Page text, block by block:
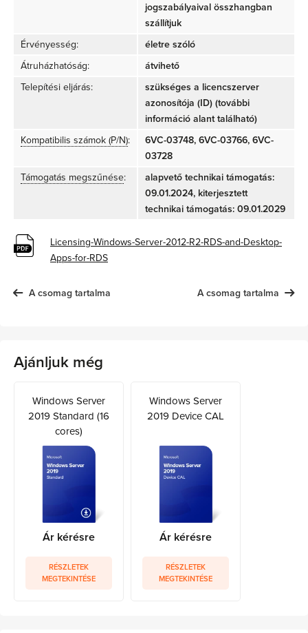
jogszabályaival összhangban
szállítjuk
Érvényesség:
életre szóló
Átruházhatóság:
átvihető
Telepítési eljárás:
szükséges a licencszerver
azonosítója (ID) (további
információ alant található)
Kompatibilis számok (P/N):
6VC-03748, 6VC-03766, 6VC-
03728
Támogatás megszűnése:
alapvető technikai támogatás:
09.01.2024, kiterjesztett
technikai támogatás: 09.01.2029
Licensing-Windows-Server-2012-R2-RDS-and-Desktop-
Apps-for-RDS
A csomag tartalma A csomag tartalma
Ajánljuk még
Windows Server
2019 Standard (16
cores)
Ár kérésre
RÉSZLETEK
MEGTEKINTÉSE
Windows Server
2019 Device CAL
Ár kérésre
RÉSZLETEK
MEGTEKINTÉSE